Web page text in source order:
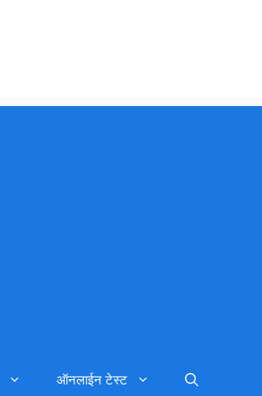
ऑनलाईन टेस्ट